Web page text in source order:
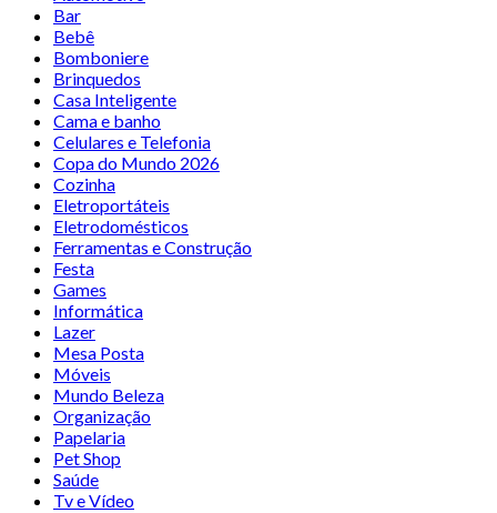
Bar
Bebê
Bomboniere
Brinquedos
Casa Inteligente
Cama e banho
Celulares e Telefonia
Copa do Mundo 2026
Cozinha
Eletroportáteis
Eletrodomésticos
Ferramentas e Construção
Festa
Games
Informática
Lazer
Mesa Posta
Móveis
Mundo Beleza
Organização
Papelaria
Pet Shop
Saúde
Tv e Vídeo